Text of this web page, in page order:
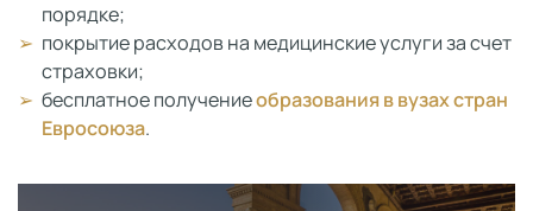
порядке;
покрытие расходов на медицинские услуги за счет
страховки;
бесплатное получениеобразования в вузах стран
Евросоюза.